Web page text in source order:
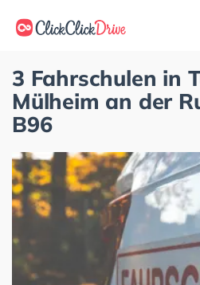
3 Fahrschulen in
Mülheim an der
B96